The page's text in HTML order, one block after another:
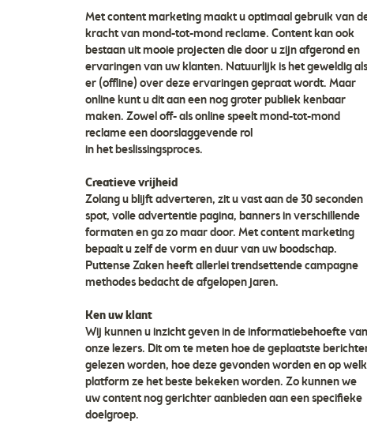
Met content marketing maakt u optimaal gebruik van
kracht van mond-tot-mond reclame. Content kan ook
bestaan uit mooie projecten die door u zijn afgerond en
ervaringen van uw klanten. Natuurlijk is het geweldig als
er (offline) over deze ervaringen gepraat wordt. Maar
online kunt u dit aan een nog groter publiek kenbaar
maken. Zowel off- als online speelt mond-tot-mond
reclame een doorslaggevende rol
in het beslissingsproces.
Creatieve vrijheid
Zolang u blijft adverteren, zit u vast aan de 30 seconden
spot, volle advertentie pagina, banners in verschillende
formaten en ga zo maar door. Met content marketing
bepaalt u zelf de vorm en duur van uw boodschap.
Puttense Zaken heeft allerlei trendsettende campagne
methodes bedacht de afgelopen jaren.
Ken uw klant
Wij kunnen u inzicht geven in de informatiebehoefte van
onze lezers. Dit om te meten hoe de geplaatste
gelezen worden, hoe deze gevonden worden en op welk
platform ze het beste bekeken worden. Zo kunnen we
uw content nog gerichter aanbieden aan een specifieke
doelgroep.